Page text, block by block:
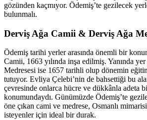
gözünden kaçmıyor. Ödemiş’te gezilecek
bulunmalı.
Derviş Ağa Camii & Derviş Ağa
Ödemiş tarihi yerler arasında önemli bir
Camii, 1663 yılında inşa edilmiş. Yanında
Medresesi ise 1657 tarihli olup dönemin eğitim
tutuyor. Evliya Çelebi’nin de bahsettiği bu
çevresinde onlarca hücre ve dükkânla adeta
konumundaydı. Günümüzde Ödemiş’te
öne çıkan cami ve medrese, Osmanlı
isteyenler için ideal bir durak.